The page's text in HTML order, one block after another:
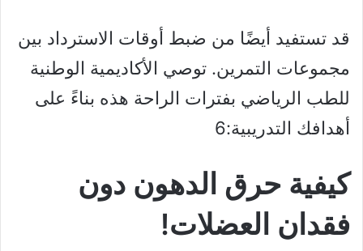
قد تستفيد أيضًا من ضبط أوقات الاسترداد بين
مجموعات التمرين. توصي الأكاديمية الوطنية
للطب الرياضي بفترات الراحة هذه بناءً على
أهدافك التدريبية:6
كيفية حرق الدهون دون
فقدان العضلات!